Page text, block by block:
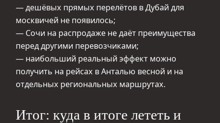
— дешёвых прямых перелётов в Дубай для
москвичей не появилось;
— Сочи на распродаже не даёт преимущества
перед другими перевозчиками;
— наибольший реальный эффект можно
получить на рейсах в Анталью весной и на
отдельных региональных маршрутах.
Итог: куда в итоге лететь и